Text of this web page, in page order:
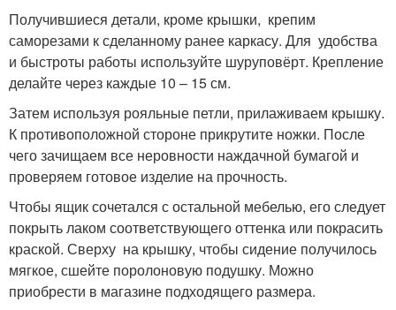
Получившиеся детали, кроме крышки, крепим
саморезами к сделанному ранее каркасу. Для удобства
и быстроты работы используйте шуруповёрт. Крепление
делайте через каждые 10 – 15 см.
Затем используя рояльные петли, прилаживаем крышку.
К противоположной стороне прикрутите ножки. После
чего зачищаем все неровности наждачной бумагой и
проверяем готовое изделие на прочность.
Чтобы ящик сочетался с остальной мебелью, его следует
покрыть лаком соответствующего оттенка или покрасить
краской. Сверху на крышку, чтобы сидение получилось
мягкое, сшейте поролоновую подушку. Можно
приобрести в магазине подходящего размера.